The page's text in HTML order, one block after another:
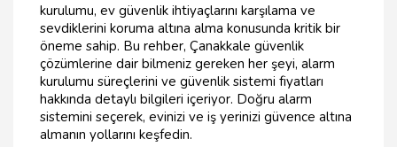
kurulumu, ev güvenlik ihtiyaçlarını karşılama ve
sevdiklerini koruma altına alma konusunda kritik bir
öneme sahip. Bu rehber, Çanakkale güvenlik
çözümlerine dair bilmeniz gereken her şeyi, alarm
kurulumu süreçlerini ve güvenlik sistemi fiyatları
hakkında detaylı bilgileri içeriyor. Doğru alarm
sistemini seçerek, evinizi ve iş yerinizi güvence altına
almanın yollarını keşfedin.